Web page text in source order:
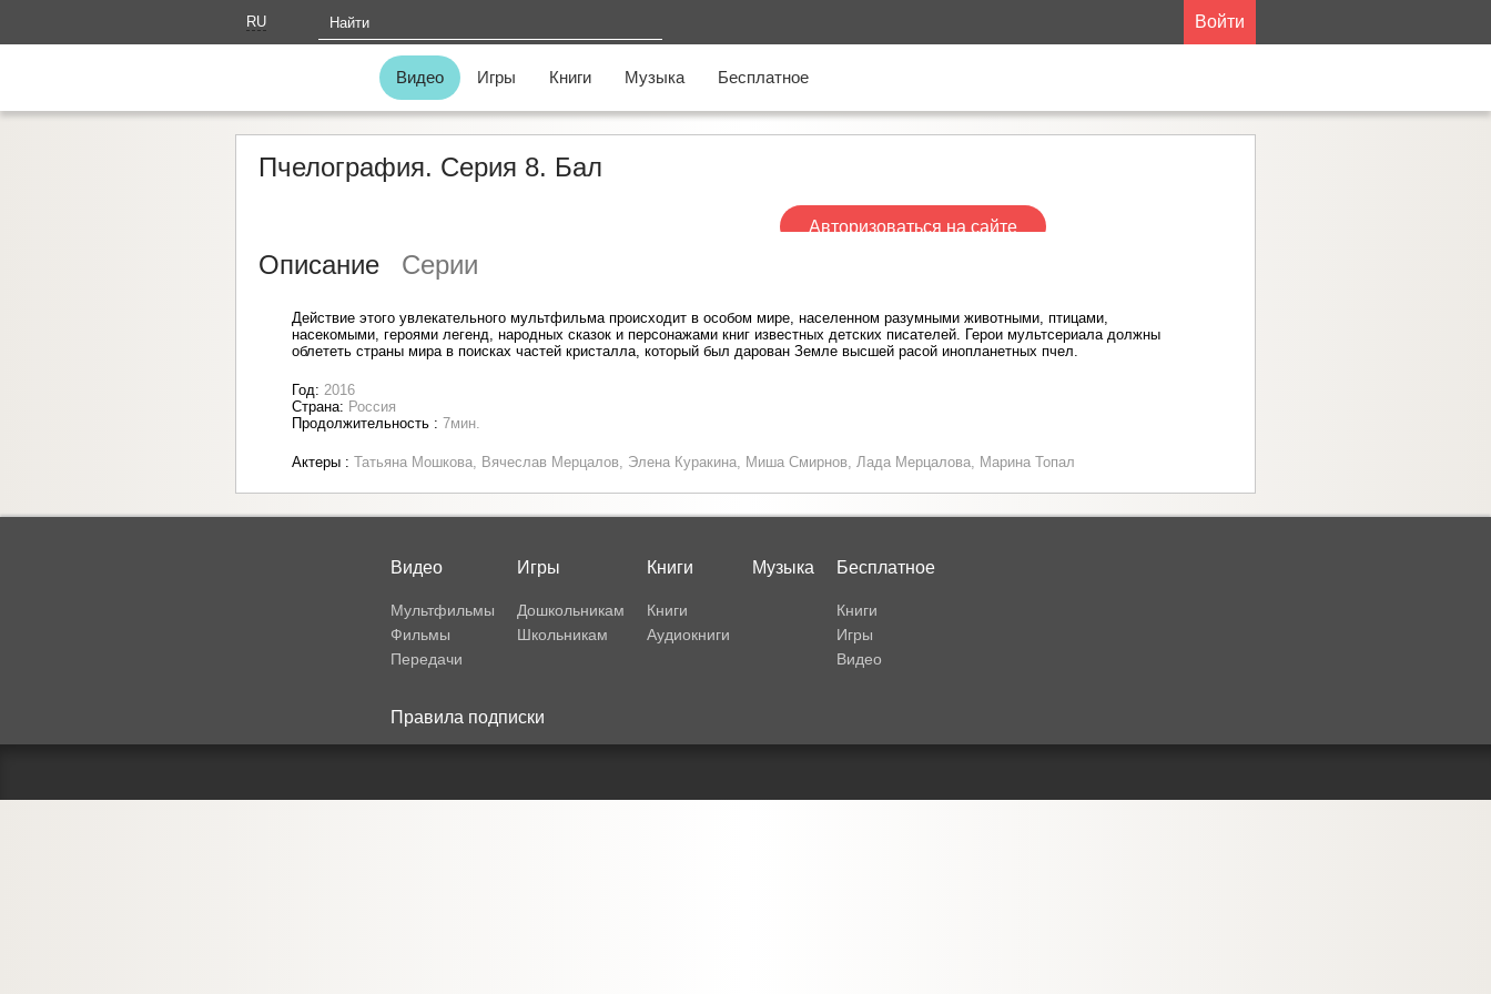
Войти
RU
Видео Игры Книги Музыка Бесплатное
Пчелография. Серия 8. Бал
Авторизоваться на сайте
Описание Серии
Действие этого увлекательного мультфильма происходит в особом мире, населенном разумными животными, птицами,
насекомыми, героями легенд, народных сказок и персонажами книг известных детских писателей. Герои мультсериала должны
облететь страны мира в поисках частей кристалла, который был дарован Земле высшей расой инопланетных пчел.
Год: 2016
Страна: Россия
Продолжительность : 7мин.
Актеры : Татьяна Мошкова, Вячеслав Мерцалов, Элена Куракина, Миша Смирнов, Лада Мерцалова, Марина Топал
Видео
Мультфильмы
Фильмы
Передачи
Игры
Дошкольникам
Школьникам
Книги
Книги
Аудиокниги
Музыка Бесплатное
Книги
Игры
Видео
Правила подписки